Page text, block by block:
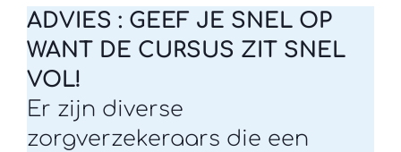
ADVIES : GEEF JE SNEL OP
WANT DE CURSUS ZIT SNEL
VOL!
Er zijn diverse
zorgverzekeraars die een